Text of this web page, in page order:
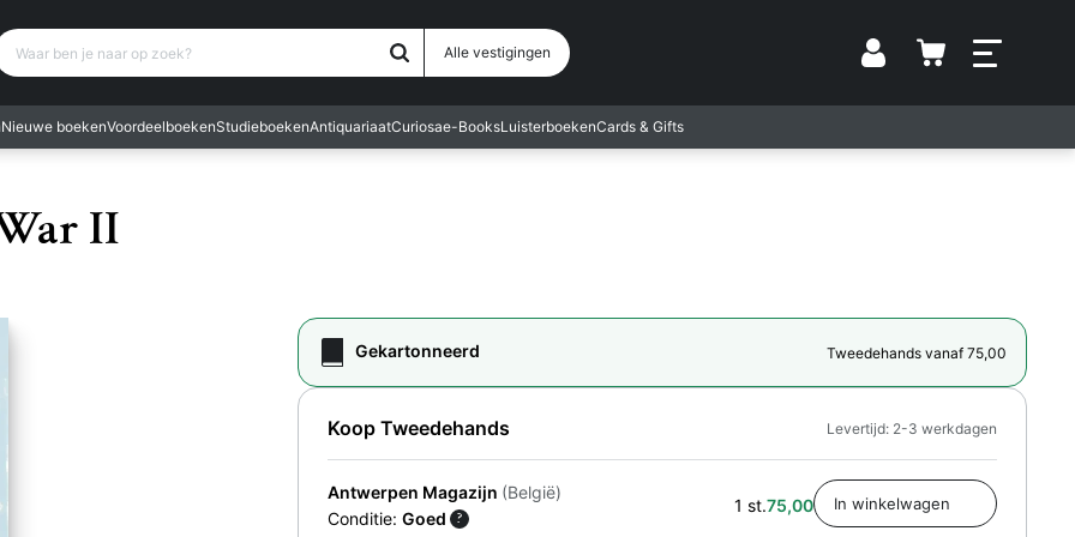
Alle vestigingen Vestiging
ben je naar op zoek?
Nieuwe boekenVoordeelboekenStudieboekenAntiquariaatCuriosae-BooksLuisterboekenCards & Gifts
II
Gekartonneerd Tweedehands vanaf 75,00
Koop Tweedehands
Antwerpen Magazijn (België)
Conditie: Goed ?
1 st.75,00
Levertijd: 2-3 werkdagen